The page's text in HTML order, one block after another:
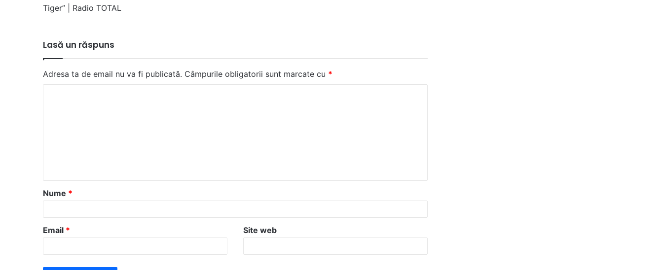
Tiger” | Radio TOTAL
Lasă un răspuns
Adresa ta de email nu va fi publicată. Câmpurile obligatorii sunt marcate cu *
a
r
u
*
Nume *
Email * Site web